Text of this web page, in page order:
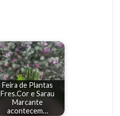
Feira de Plantas
Fres.Cor e Sarau
Marcante
acontecem…